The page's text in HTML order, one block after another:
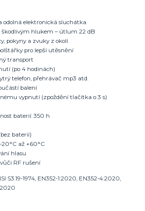
odolná elektronická sluchátka
škodlivým hlukem – útlum 22 dB
pokyny a zvuky z okolí
pro lepší utěsnění
transport
(po 4 hodinách)
telefon, přehrávač mp3 atd.
balení
vypnutí (zpoždění tlačítka o 3 s)
baterií: 350 h
baterií)
až +60°C
hlasu
RF rušení
S3.19-1974, EN352-1:2020, EN352-4:2020,